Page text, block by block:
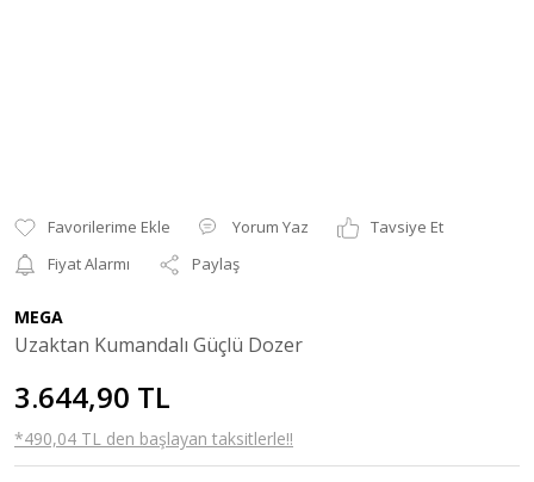
Yorum Yaz
Tavsiye Et
Fiyat Alarmı
Paylaş
MEGA
Uzaktan Kumandalı Güçlü Dozer
3.644,90 TL
*490,04 TL den başlayan taksitlerle!!